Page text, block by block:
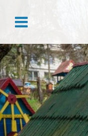
ZALOGUJ
Nie pamiętasz